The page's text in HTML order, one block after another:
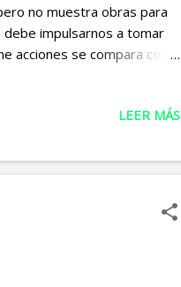
no muestra obras para
impulsarnos a tomar
acciones se compara con
con simplemente creer en
de acuerdo con esa fe,
elementos que deben...
LEER MÁS